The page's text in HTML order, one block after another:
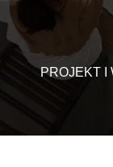
PROJEKT I